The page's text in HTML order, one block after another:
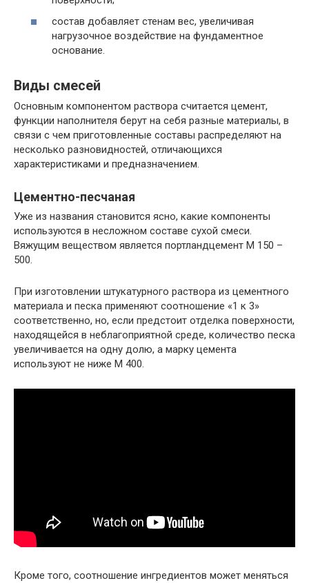
состав добавляет стенам вес, увеличивая
нагрузочное воздействие на фундаментное
основание.
Виды смесей
Основным компонентом раствора считается цемент,
функции наполнителя берут на себя разные материалы, в
связи с чем приготовленные составы распределяют на
несколько разновидностей, отличающихся
характеристиками и предназначением.
Цементно-песчаная
Уже из названия становится ясно, какие компоненты
используются в несложном составе сухой смеси.
Вяжущим веществом является портландцемент М 150 –
500.
При изготовлении штукатурного раствора из цементного
материала и песка применяют соотношение «1 к 3»
соответственно, но, если предстоит отделка поверхности,
находящейся в неблагоприятной среде, количество песка
увеличивается на одну долю, а марку цемента
используют не ниже М 400.
Кроме того, соотношение ингредиентов может меняться